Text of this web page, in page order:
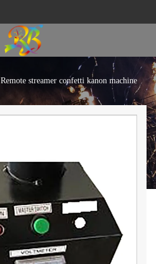
Remote streamer confetti kanon machine